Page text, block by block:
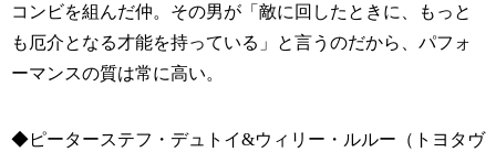
コンビを組んだ仲。その男が「敵に回したときに、もっと
も厄介となる才能を持っている」と言うのだから、パフォ
ーマンスの質は常に高い。
◆ピーターステフ・デュトイ&ウィリー・ルルー（トヨタヴ